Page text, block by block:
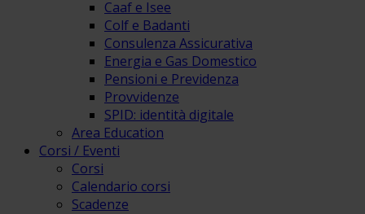
Caaf e Isee
Colf e Badanti
Consulenza Assicurativa
Energia e Gas Domestico
Pensioni e Previdenza
Provvidenze
SPID: identità digitale
Area Education
Corsi / Eventi
Corsi
Calendario corsi
Scadenze